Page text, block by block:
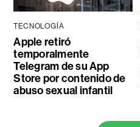
TECNOLOGÍA
Apple retiró
temporalmente
Telegram de su App
Store por contenido de
abuso sexual infantil